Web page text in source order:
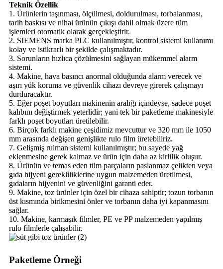
Teknik Özellik
1. Ürünlerin taşınması, ölçülmesi, doldurulması, torbalanması,
tarih baskısı ve nihai ürünün çıkışı dahil olmak üzere tüm
işlemleri otomatik olarak gerçekleştirir.
2. SIEMENS marka PLC kullanılmıştır, kontrol sistemi kullanımı
kolay ve istikrarlı bir şekilde çalışmaktadır.
3. Sorunların hızlıca çözülmesini sağlayan mükemmel alarm
sistemi.
4. Makine, hava basıncı anormal olduğunda alarm verecek ve
aşırı yük koruma ve güvenlik cihazı devreye girerek çalışmayı
durduracaktır.
5. Eğer poşet boyutları makinenin aralığı içindeyse, sadece poşet
kalıbını değiştirmek yeterlidir; yani tek bir paketleme makinesiyle
farklı poşet boyutları üretilebilir.
6. Birçok farklı makine çeşidimiz mevcuttur ve 320 mm ile 1050
mm arasında değişen genişlikte rulo film üretebiliriz.
7. Gelişmiş rulman sistemi kullanılmıştır; bu sayede yağ
eklenmesine gerek kalmaz ve ürün için daha az kirlilik oluşur.
8. Ürünün ve temas eden tüm parçaların paslanmaz çelikten veya
gıda hijyeni gerekliliklerine uygun malzemeden üretilmesi,
gıdaların hijyenini ve güvenliğini garanti eder.
9. Makine, toz ürünler için özel bir cihaza sahiptir; tozun torbanın
üst kısmında birikmesini önler ve torbanın daha iyi kapanmasını
sağlar.
10. Makine, karmaşık filmler, PE ve PP malzemeden yapılmış
rulo filmlerle çalışabilir.
Paketleme Örneği